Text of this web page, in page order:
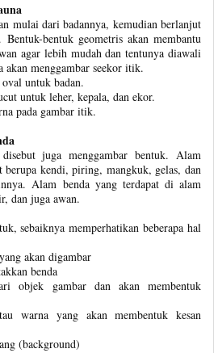
mulai dari badannya, kemudian berlanjut
bentuk geometris akan membantu
agar lebih mudah dan tentunya diawali
akan menggambar seekor itik.
untuk badan.
untuk leher, kepala, dan ekor.
pada gambar itik.
juga menggambar bentuk. Alam
berupa kendi, piring, mangkuk, gelas, dan
Alam benda yang terdapat di alam
dan juga awan.
sebaiknya memperhatikan beberapa hal
akan digambar
benda
objek gambar dan akan membentuk
warna yang akan membentuk kesan
(background)